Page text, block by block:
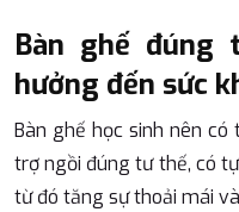
Bàn ghế
hưởng đến sức
Bàn ghế học sinh nên có
trợ ngồi đúng tư thế, có
từ đó tăng sự thoải mái